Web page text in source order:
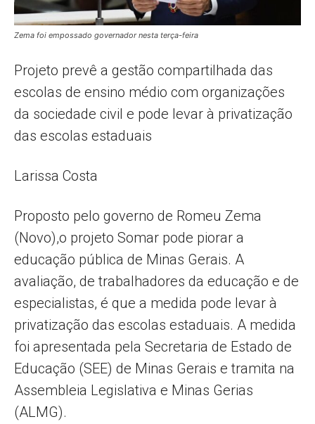
Zema foi empossado governador nesta terça-feira
Projeto prevê a gestão compartilhada das
escolas de ensino médio com organizações
da sociedade civil e pode levar à privatização
das escolas estaduais
Larissa Costa
Proposto pelo governo de Romeu Zema
(Novo),o projeto Somar pode piorar a
educação pública de Minas Gerais. A
avaliação, de trabalhadores da educação e de
especialistas, é que a medida pode levar à
privatização das escolas estaduais. A medida
foi apresentada pela Secretaria de Estado de
Educação (SEE) de Minas Gerais e tramita na
Assembleia Legislativa e Minas Gerias
(ALMG).